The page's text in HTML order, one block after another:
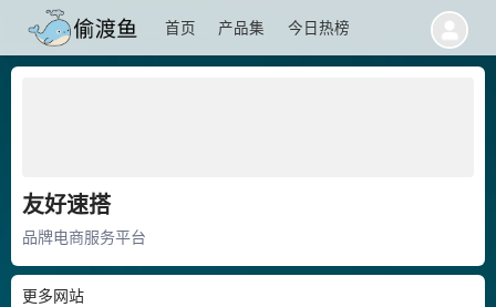
首页 产品集 今日热榜
友好速搭
品牌电商服务平台
更多网站